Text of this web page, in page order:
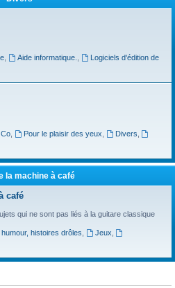
, Aide informatique.
Logiciels d'édition de
, Pour le plaisir des yeux Divers
la machine à café
café
qui ne sont pas liés à la guitare classique
humour, histoires drôles Jeux